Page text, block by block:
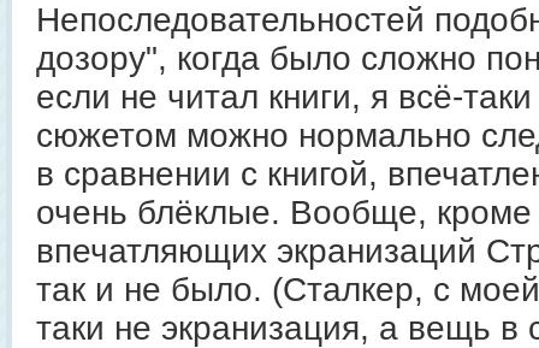
Непоследовательностей
дозору", когда было сложно
если не читал книги, я всё-
сюжетом можно нормально
в сравнении с книгой,
очень блёклые. Вообще, кроме
впечатляющих экранизаций
так и не было. (Сталкер, с
таки не экранизация, а вещь в